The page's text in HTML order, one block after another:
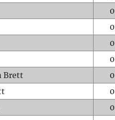
0
0
0
0
Brett
0
0
0